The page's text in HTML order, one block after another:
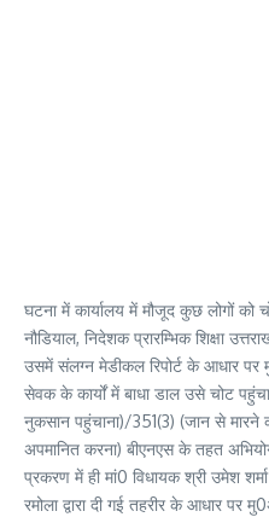
घटना में कार्यालय में मौजूद कुछ लोगों
नौडियाल, निदेशक प्रारम्भिक शिक्षा
उसमें संलग्न मेडीकल रिपोर्ट के आधार
सेवक के कार्यों में बाधा डाल उसे चोट
नुकसान पहुंचाना)/351(3) (जान से मारने
अपमानित करना) बीएनएस के तहत
प्रकरण में ही मां0 विधायक श्री उमेश
रमोला द्वारा दी गई तहरीर के आधार